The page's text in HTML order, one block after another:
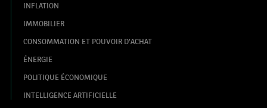
INFLATION
IMMOBILIER
CONSOMMATION ET POUVOIR D'ACHAT
ÉNERGIE
POLITIQUE ÉCONOMIQUE
INTELLIGENCE ARTIFICIELLE